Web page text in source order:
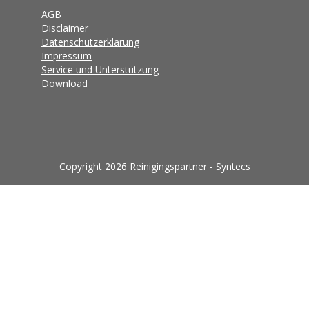
AGB
Disclaimer
Datenschutzerklärung
Impressum
Service und Unterstützung
Download
Copyright 2026 Reinigingspartner - Syntecs